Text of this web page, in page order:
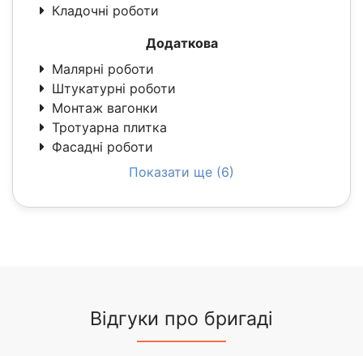
Кладочні роботи
Додаткова
Малярні роботи
Штукатурні роботи
Монтаж вагонки
Тротуарна плитка
Фасадні роботи
Показати ще (6)
Відгуки про бригаді